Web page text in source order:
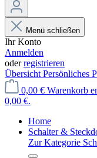
Menü schließen
Ihr Konto
Anmelden
oderregistrieren
Übersicht Persönliches
0,00 € Warenkorb
0,00 €.
Home
Schalter &
Zur Kategorie